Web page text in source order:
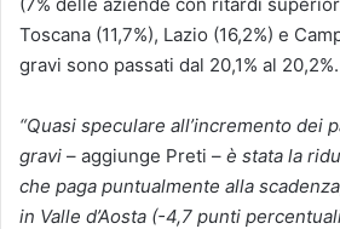
Toscana (11,7%), Lazio (16,2%) e
gravi sono passati dal 20,1% al 20,2%.
“Quasi speculare all’incremento dei
gravi – aggiunge Preti – è stata la
che paga puntualmente alla
in Valle d’Aosta (-4,7 punti